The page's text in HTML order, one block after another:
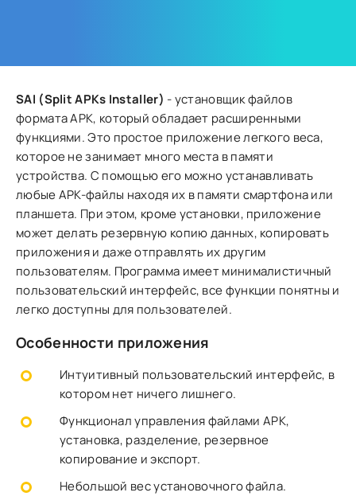
SAI (Split APKs Installer) - установщик файлов
формата APK, который обладает расширенными
функциями. Это простое приложение легкого веса,
которое не занимает много места в памяти
устройства. С помощью его можно устанавливать
любые APK-файлы находя их в памяти смартфона или
планшета. При этом, кроме установки, приложение
может делать резервную копию данных, копировать
приложения и даже отправлять их другим
пользователям. Программа имеет минималистичный
пользовательский интерфейс, все функции понятны и
легко доступны для пользователей.
Особенности приложения
Интуитивный пользовательский интерфейс, в
котором нет ничего лишнего.
Функционал управления файлами APK,
установка, разделение, резервное
копирование и экспорт.
Небольшой вес установочного файла.